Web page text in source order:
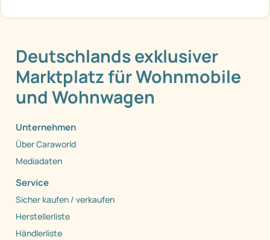
Deutschlands exklusiver
Marktplatz für Wohnmobile
und Wohnwagen
Unternehmen
Über Caraworld
Mediadaten
Service
Sicher kaufen / verkaufen
Herstellerliste
Händlerliste